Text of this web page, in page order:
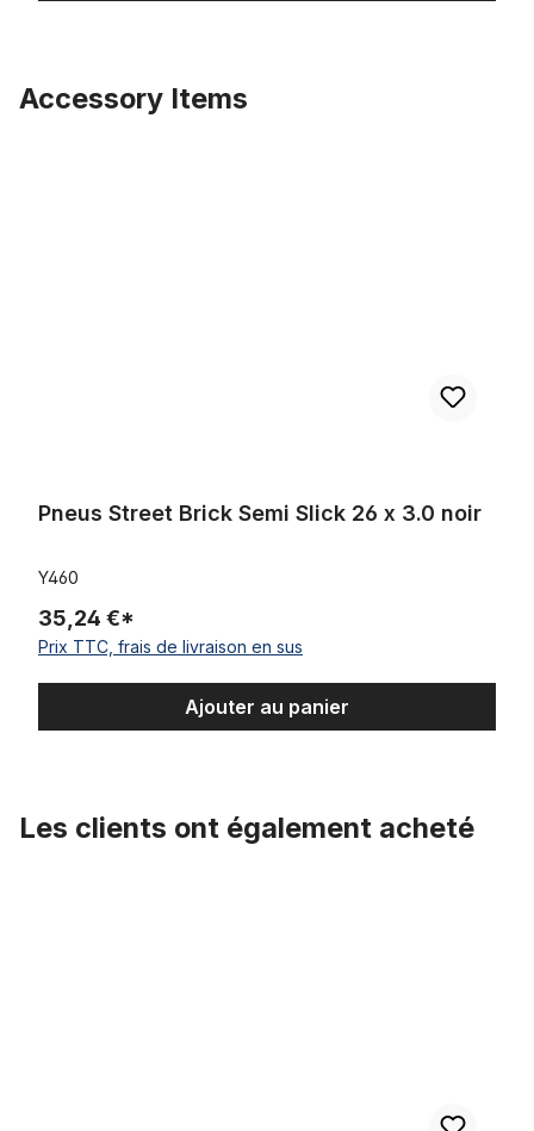
Accessory Items
Pneus Street Brick Semi Slick 26 x 3.0 noir
Y460
35,24 €*
Prix TTC, frais de livraison en sus
Ajouter au panier
Les clients ont également acheté